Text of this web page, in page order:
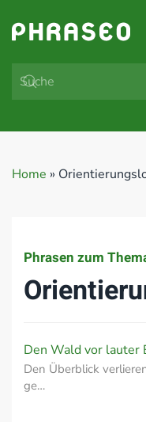
Zum Hauptinhalt
Home »
Phrasen zum
Den Wald vor lauter
Den Überblick
ge…